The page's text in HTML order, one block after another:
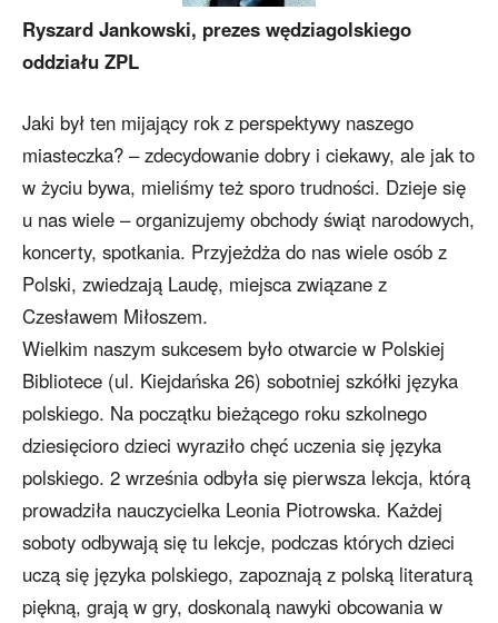
Ryszard Jankowski, prezes wędziagolskiego
oddziału ZPL
Jaki był ten mijający rok z perspektywy naszego
miasteczka? – zdecydowanie dobry i ciekawy, ale jak to
w życiu bywa, mieliśmy też sporo trudności. Dzieje się
u nas wiele – organizujemy obchody świąt narodowych,
koncerty, spotkania. Przyjeżdża do nas wiele osób z
Polski, zwiedzają Laudę, miejsca związane z
Czesławem Miłoszem.
Wielkim naszym sukcesem było otwarcie w Polskiej
Bibliotece (ul. Kiejdańska 26) sobotniej szkółki języka
polskiego. Na początku bieżącego roku szkolnego
dziesięcioro dzieci wyraziło chęć uczenia się języka
polskiego. 2 września odbyła się pierwsza lekcja, którą
prowadziła nauczycielka Leonia Piotrowska. Każdej
soboty odbywają się tu lekcje, podczas których dzieci
uczą się języka polskiego, zapoznają z polską literaturą
piękną, grają w gry, doskonalą nawyki obcowania w